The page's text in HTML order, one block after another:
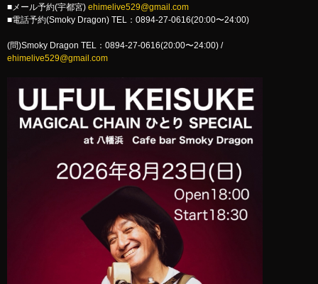
■メール予約(宇都宮) ehimelive529@gmail.com
■電話予約(Smoky Dragon) TEL：0894-27-0616(20:00〜24:00)
(問)Smoky Dragon TEL：0894-27-0616(20:00〜24:00) /
ehimelive529@gmail.com